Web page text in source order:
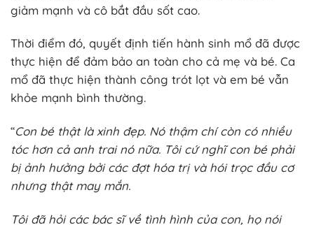
giảm mạnh và cô bắt đầu sốt cao.
Thời điểm đó, quyết định tiến hành sinh mổ đã được
thực hiện để đảm bảo an toàn cho cả mẹ và bé. Ca
mổ đã thực hiện thành công trót lọt và em bé vẫn
khỏe mạnh bình thường.
“Con bé thật là xinh đẹp. Nó thậm chí còn có nhiều
tóc hơn cả anh trai nó nữa. Tôi cứ nghĩ con bé phải
bị ảnh hưởng bởi các đợt hóa trị và hói trọc đầu cơ
nhưng thật may mắn.
Tôi đã hỏi các bác sĩ về tình hình của con, họ nói